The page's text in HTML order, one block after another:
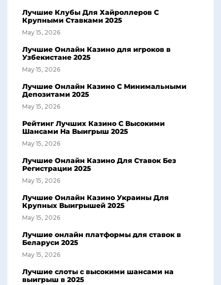
Лучшие Клубы Для Хайроллеров С
Крупными Ставками 2025
May 15, 2026
Лучшие Онлайн Казино для игроков в
Узбекистане 2025
May 15, 2026
Лучшие Онлайн Казино С Минимальными
Депозитами 2025
May 15, 2026
Рейтинг Лучших Казино С Высокими
Шансами На Выигрыш 2025
May 15, 2026
Лучшие Онлайн Казино Для Ставок Без
Регистрации 2025
May 15, 2026
Лучшие Онлайн Казино Украины Для
Крупных Выигрышей 2025
May 15, 2026
Лучшие онлайн платформы для ставок в
Беларуси 2025
May 15, 2026
Лучшие слоты с высокими шансами на
выигрыш в 2025